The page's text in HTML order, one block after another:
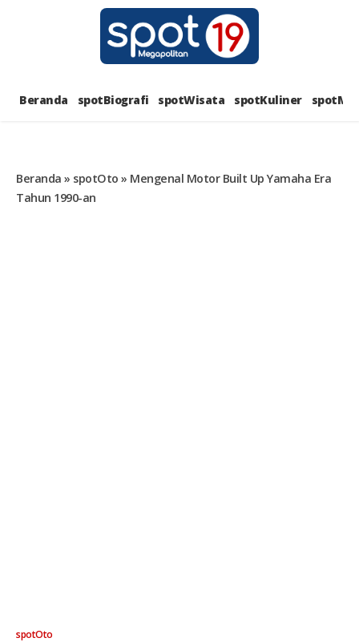
UNIK
Beranda spotBiografi spotWisata spotKuliner
Beranda » spotOto » Mengenal Motor Built Up Yamaha Era
Tahun 1990-an
spotOto